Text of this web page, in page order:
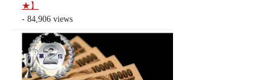
★】
- 84,906 views